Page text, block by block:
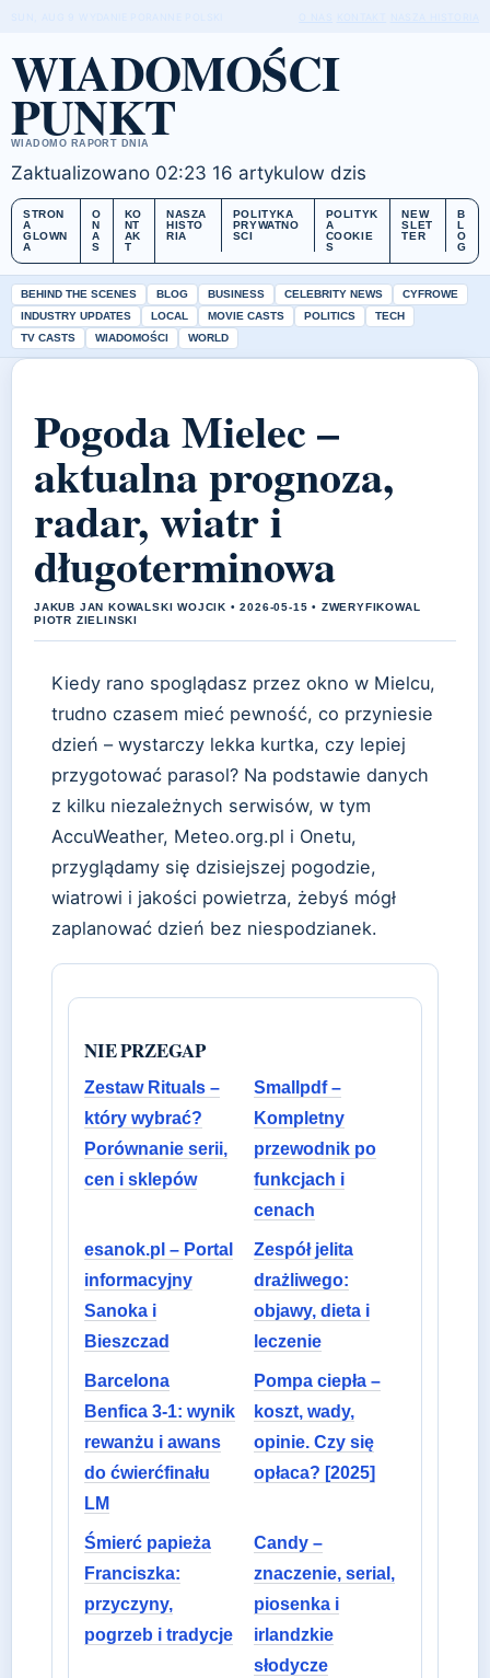
WIADOMOŚCI
PUNKT
WIADOMO RAPORT DNIA
Zaktualizowano 02:23 16 artykulow dzis
STRON
A
GLOWN
A
O
N
A
S
KO
NT
AK
T
NASZA
HISTO
RIA
POLITYKA
PRYWATNO
SCI
POLITYK
A
COOKIE
S
NEW
SLET
TER
B
L
O
G
BEHIND THE SCENES BLOG BUSINESS CELEBRITY NEWS
CYFROWE
INDUSTRY UPDATES
LOCAL MOVIE CASTS POLITICS
TECH
TV CASTS
WIADOMOŚCI WORLD
Pogoda Mielec –
aktualna prognoza,
radar, wiatr i
długoterminowa
JAKUB JAN KOWALSKI WOJCIK • 2026-05-15 • ZWERYFIKOWAL
PIOTR ZIELINSKI
Kiedy rano spoglądasz przez okno w Mielcu,
trudno czasem mieć pewność, co przyniesie
dzień – wystarczy lekka kurtka, czy lepiej
przygotować parasol? Na podstawie danych
z kilku niezależnych serwisów, w tym
AccuWeather, Meteo.org.pl i Onetu,
przyglądamy się dzisiejszej pogodzie,
wiatrowi i jakości powietrza, żebyś mógł
zaplanować dzień bez niespodzianek.
NIE PRZEGAP
Zestaw Rituals –
który wybrać?
Porównanie serii,
cen i sklepów
Smallpdf –
Kompletny
przewodnik po
funkcjach i
cenach
esanok.pl – Portal
informacyjny
Sanoka i
Bieszczad
Zespół jelita
drażliwego:
objawy, dieta i
leczenie
Barcelona
Benfica 3-1: wynik
rewanżu i awans
do ćwierćfinału
LM
Pompa ciepła –
koszt, wady,
opinie. Czy się
opłaca? [2025]
Śmierć papieża
Franciszka:
przyczyny,
pogrzeb i tradycje
Candy –
znaczenie, serial,
piosenka i
irlandzkie
słodycze